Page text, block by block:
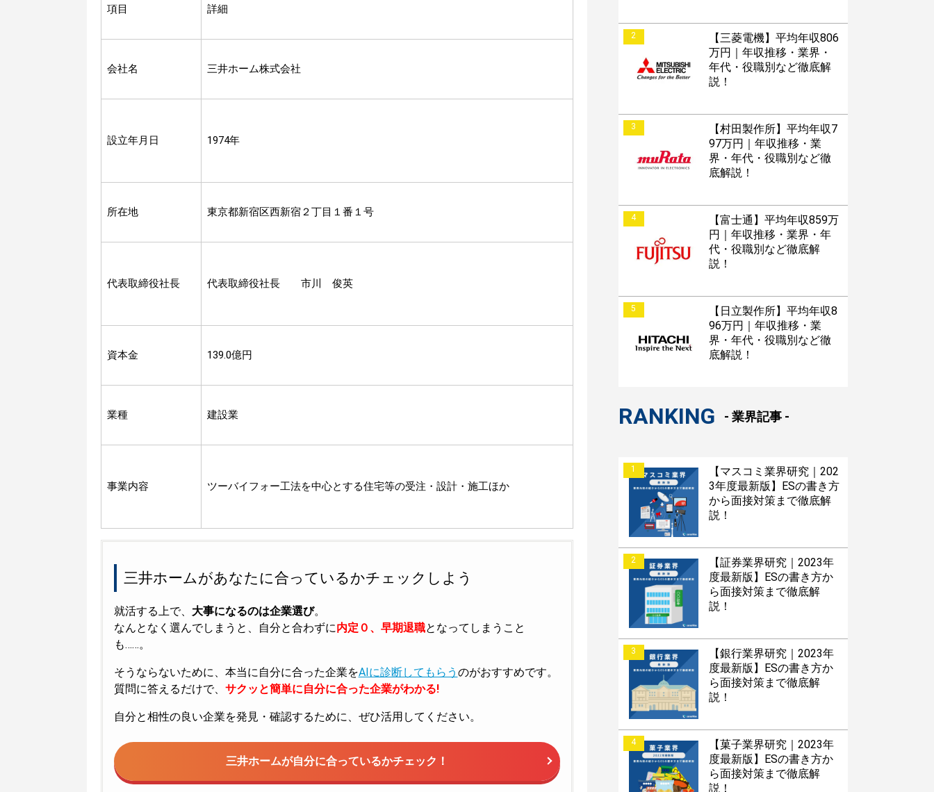
項目 詳細
会社名 三井ホーム株式会社
設立年月日 1974年
所在地 東京都新宿区西新宿２丁目１番１号
代表取締役社長 代表取締役社長 市川 俊英
資本金 139.0億円
業種 建設業
事業内容 ツーバイフォー工法を中心とする住宅等の受注・設計・施工ほか
三井ホームがあなたに合っているかチェックしよう
就活する上で、 大事になるのは企業選び。
なんとなく選んでしまうと、自分と合わずに内定０、早期退職となってしまうこと
も……。
そうならないために、本当に自分に合った企業をAIに診断してもらう のがおすすめです。
質問に答えるだけで、 サクッと簡単に自分に合った企業がわかる!
自分と相性の良い企業を発見・確認するために、ぜひ活用してください。
三井ホームが自分に合っているかチェック！
2
【三菱電機】平均年収806
万円｜年収推移・業界・
年代・役職別など徹底解
説！
3
【村田製作所】平均年収7
97万円｜年収推移・業
界・年代・役職別など徹
底解説！
4
【富士通】平均年収859万
円｜年収推移・業界・年
代・役職別など徹底解
説！
5
【日立製作所】平均年収8
96万円｜年収推移・業
界・年代・役職別など徹
底解説！
RANKING - 業界記事 -
1
【マスコミ業界研究｜202
3年度最新版】ESの書き方
から面接対策まで徹底解
説！
2
【証券業界研究｜2023年
度最新版】ESの書き方か
ら面接対策まで徹底解
説！
3
【銀行業界研究｜2023年
度最新版】ESの書き方か
ら面接対策まで徹底解
説！
4
【菓子業界研究｜2023年
度最新版】ESの書き方か
ら面接対策まで徹底解
説！